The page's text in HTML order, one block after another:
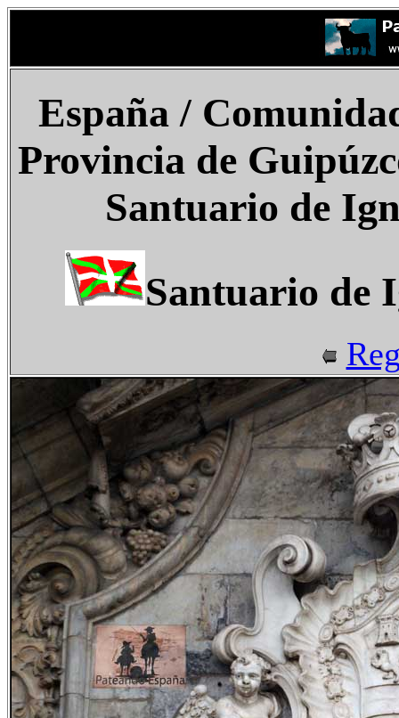
España/
Provincia de
Santuario de
Santuario de